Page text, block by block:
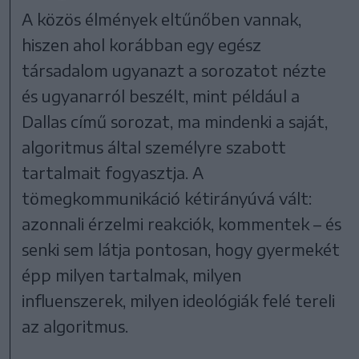
A közös élmények eltűnőben vannak,
hiszen ahol korábban egy egész
társadalom ugyanazt a sorozatot nézte
és ugyanarról beszélt, mint például a
Dallas című sorozat, ma mindenki a saját,
algoritmus által személyre szabott
tartalmait fogyasztja. A
tömegkommunikáció kétirányúvá vált:
azonnali érzelmi reakciók, kommentek – és
senki sem látja pontosan, hogy gyermekét
épp milyen tartalmak, milyen
influenszerek, milyen ideológiák felé tereli
az algoritmus.